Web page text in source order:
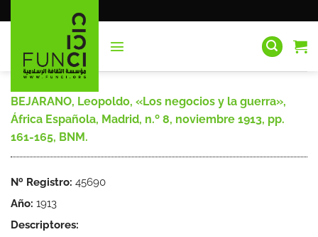
al
BEJARANO, Leopoldo, «Los negocios y la guerra»,
África Española, Madrid, n.º 8, noviembre 1913, pp.
161-165, BNM.
Nº Registro: 45690
Año: 1913
Descriptores: